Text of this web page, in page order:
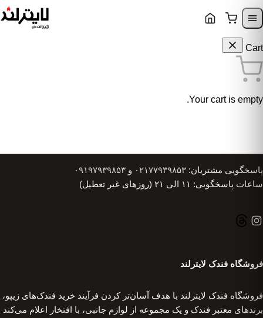
Skip to navigation
Cart
Your cart is empty.
پاسخگویی مشتریان: ۰۲۱۷۷۹۳۹۸۵۳ و ۰۹۱۹۷۹۳۹۸۵۳
ساعات پاسخگویی: ۱۱ الی ۲۱ (روزهای غیر تعطیل)
فروشگاه فندک لایترلند
فروشگاه فندک لایترلند با هدف آسان‌تر کردن فرآیند خرید فندک‌های زیپو،
برندهای معتبر فندک و یک مجموعه از لوازم جانبی، با افتخار اعلام می‌کند